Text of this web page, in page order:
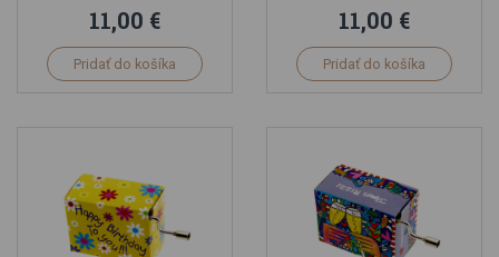
WONDERLAND
11,00 €
Pridať do košíka
11,00 €
Pridať do košíka